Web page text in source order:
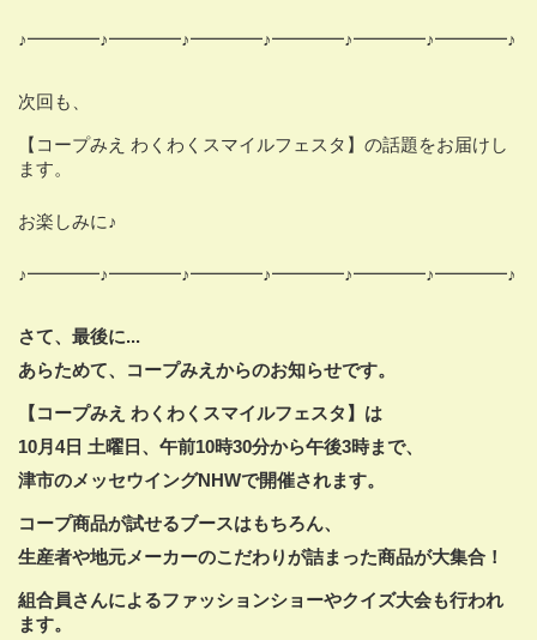
♪━━━━♪━━━━♪━━━━♪━━━━♪━━━━♪━━━━♪
次回も、
【コープみえ わくわくスマイルフェスタ】の話題をお届けし
ます。
お楽しみに♪
♪━━━━♪━━━━♪━━━━♪━━━━♪━━━━♪━━━━♪
さて、最後に...
あらためて、コープみえからのお知らせです。
【コープみえ わくわくスマイルフェスタ】は
10月4日 土曜日、午前10時30分から午後3時まで、
津市のメッセウイングNHWで開催されます。
コープ商品が試せるブースはもちろん、
生産者や地元メーカーのこだわりが詰まった商品が大集合！
組合員さんによるファッションショーやクイズ大会も行われ
ます。